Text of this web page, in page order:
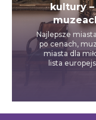
kultury
Najlepsze
po cenach,
miasta dla
lista